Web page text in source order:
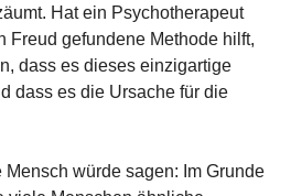
Hat ein Psychotherapeut
Freud gefundene Methode hilft,
dass es dieses einzigartige
dass es die Ursache für die
würde sagen: Im Grunde